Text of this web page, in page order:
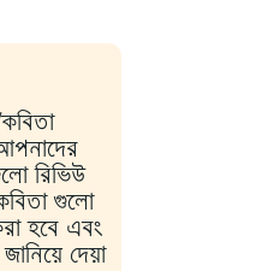
রিভিউ
গুলো
হবে এবং
দেয়া